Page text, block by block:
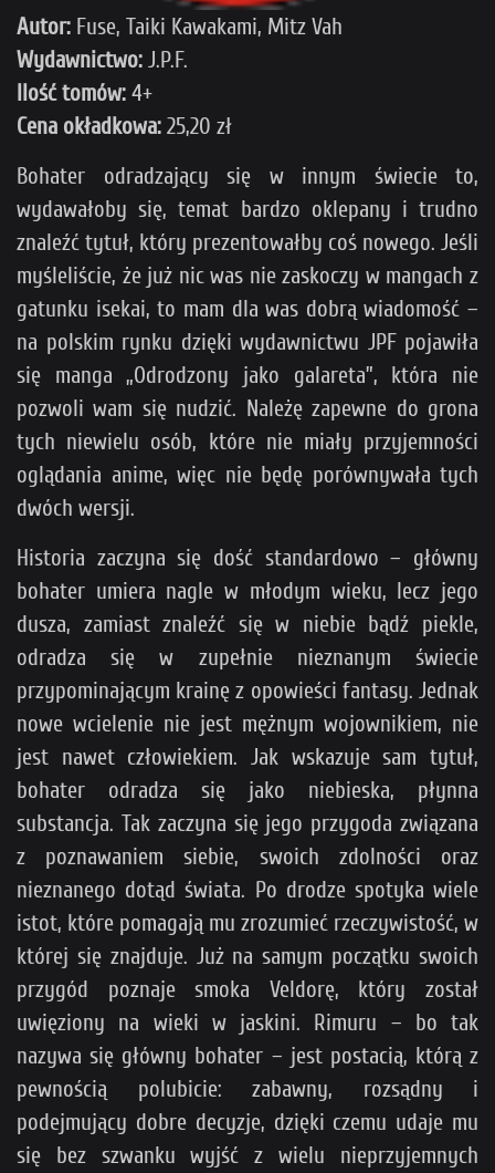
Autor: Fuse, Taiki Kawakami, Mitz Vah
Wydawnictwo: J.P.F.
Ilość tomów: 4+
Cena okładkowa: 25,20 zł
Bohater odradzający się w innym świecie to,
wydawałoby się, temat bardzo oklepany i trudno
znaleźć tytuł, który prezentowałby coś nowego. Jeśli
myśleliście, że już nic was nie zaskoczy w mangach z
gatunku isekai, to mam dla was dobrą wiadomość –
na polskim rynku dzięki wydawnictwu JPF pojawiła
się manga „Odrodzony jako galareta”, która nie
pozwoli wam się nudzić. Należę zapewne do grona
tych niewielu osób, które nie miały przyjemności
oglądania anime, więc nie będę porównywała tych
dwóch wersji.
Historia zaczyna się dość standardowo – główny
bohater umiera nagle w młodym wieku, lecz jego
dusza, zamiast znaleźć się w niebie bądź piekle,
odradza się w zupełnie nieznanym świecie
przypominającym krainę z opowieści fantasy. Jednak
nowe wcielenie nie jest mężnym wojownikiem, nie
jest nawet człowiekiem. Jak wskazuje sam tytuł,
bohater odradza się jako niebieska, płynna
substancja. Tak zaczyna się jego przygoda związana
z poznawaniem siebie, swoich zdolności oraz
nieznanego dotąd świata. Po drodze spotyka wiele
istot, które pomagają mu zrozumieć rzeczywistość, w
której się znajduje. Już na samym początku swoich
przygód poznaje smoka Veldorę, który został
uwięziony na wieki w jaskini. Rimuru – bo tak
nazywa się główny bohater – jest postacią, którą z
pewnością polubicie: zabawny, rozsądny i
podejmujący dobre decyzje, dzięki czemu udaje mu
się bez szwanku wyjść z wielu nieprzyjemnych